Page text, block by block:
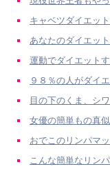
キャベツダイエッ
あなたのダイエッ
運動でダイエット
９８％の人がダイ
目の下のくま、シ
女優の簡単もの真
おでこのリンパマ
こんな簡単なリン